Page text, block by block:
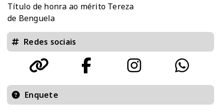
Título de honra ao mérito Tereza
de Benguela
Redes sociais
Enquete